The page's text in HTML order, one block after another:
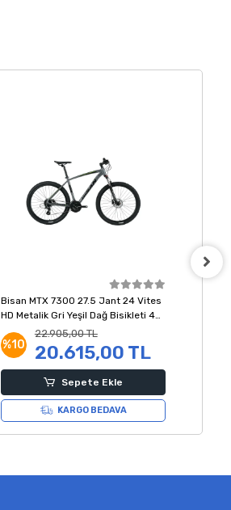
Bisan MTX 7300 27.5 Jant 24 Vites
HD Metalik Gri Yeşil Dağ Bisikleti 43
%10
22.905,00 TL
20.615,00 TL
Sepete Ekle
KARGO BEDAVA